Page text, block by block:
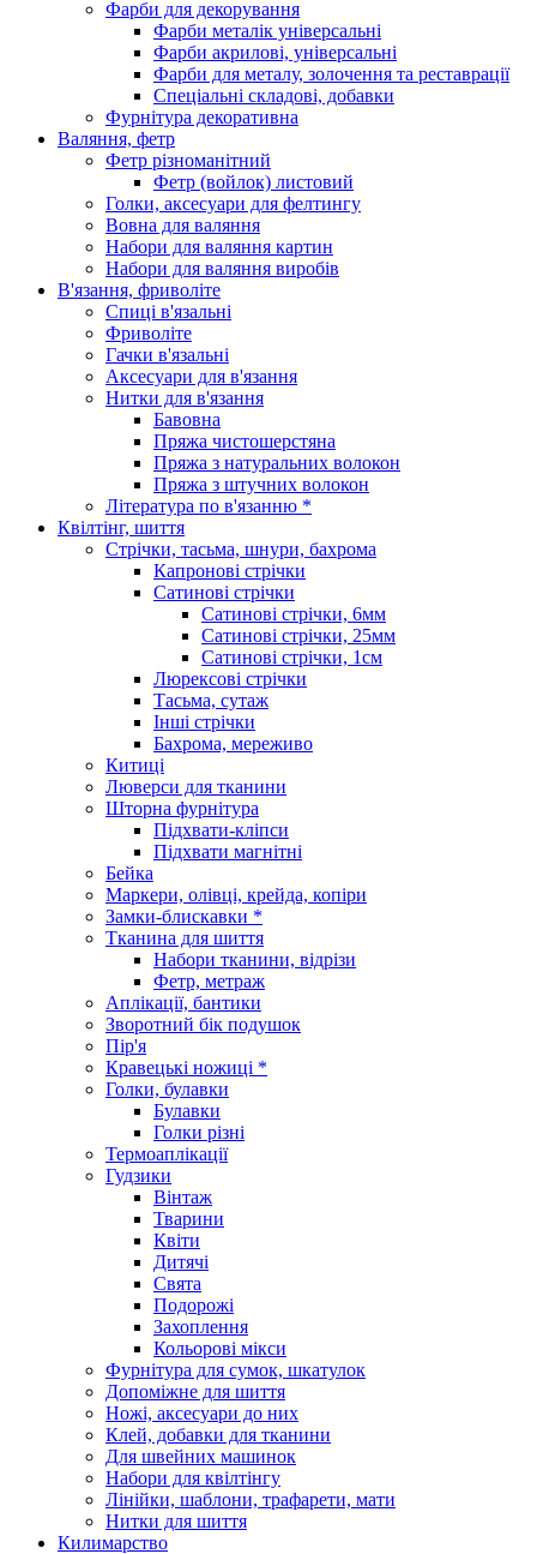
Фарби для декорування
Фарби металік універсальні
Фарби акрилові, універсальні
Фарби для металу, золочення та реставрації
Спеціальні складові, добавки
Фурнітура декоративна
Валяння, фетр
Фетр різноманітний
Фетр (войлок) листовий
Голки, аксесуари для фелтингу
Вовна для валяння
Набори для валяння картин
Набори для валяння виробів
В'язання, фриволіте
Спиці в'язальні
Фриволіте
Гачки в'язальні
Аксесуари для в'язання
Нитки для в'язання
Бавовна
Пряжа чистошерстяна
Пряжа з натуральних волокон
Пряжа з штучних волокон
Література по в'язанню *
Квілтінг, шиття
Стрічки, тасьма, шнури, бахрома
Капронові стрічки
Сатинові стрічки
Сатинові стрічки, 6мм
Сатинові стрічки, 25мм
Сатинові стрічки, 1см
Люрексові стрічки
Тасьма, сутаж
Інші стрічки
Бахрома, мереживо
Китиці
Люверси для тканини
Шторна фурнітура
Підхвати-кліпси
Підхвати магнітні
Бейка
Маркери, олівці, крейда, копіри
Замки-блискавки *
Тканина для шиття
Набори тканини, відрізи
Фетр, метраж
Аплікації, бантики
Зворотний бік подушок
Пір'я
Кравецькі ножиці *
Голки, булавки
Булавки
Голки різні
Термоаплікації
Гудзики
Вінтаж
Тварини
Квіти
Дитячі
Свята
Подорожі
Захоплення
Кольорові мікси
Фурнітура для сумок, шкатулок
Допоміжне для шиття
Ножі, аксесуари до них
Клей, добавки для тканини
Для швейних машинок
Набори для квілтінгу
Лінійки, шаблони, трафарети, мати
Нитки для шиття
Килимарство